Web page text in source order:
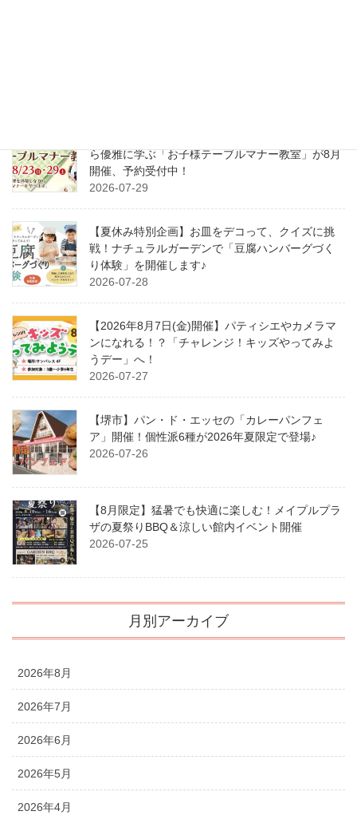
ら優雅に学ぶ「お子様テーブルマナー教室」が8月
開催、予約受付中！
2026-07-29
【夏休み特別企画】お皿をデコって、クイズに挑
戦！ナチュラルガーデンで「豆腐ハンバーグづく
り体験」を開催します♪
2026-07-28
【2026年8月7日(金)開催】パティシエやカメラマ
ンになれる！？「チャレンジ！キッズやってみよ
うデー」へ！
2026-07-27
【堺市】パン・ド・エッセの「カレーパンフェ
ア」開催！個性派6種が2026年夏限定で登場♪
2026-07-26
【8月限定】猛暑でも快適に楽しむ！メイプルプラ
ザの夏祭りBBQ＆涼しい館内イベント開催
2026-07-25
月別アーカイブ
2026年8月
2026年7月
2026年6月
2026年5月
2026年4月